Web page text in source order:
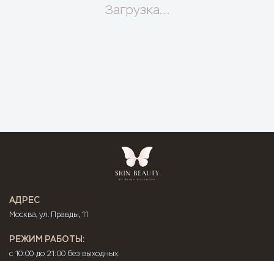
АДРЕС
Москва, ул. Правды, 11
РЕЖИМ РАБОТЫ:
с 10:00 до 21:00 без выходных